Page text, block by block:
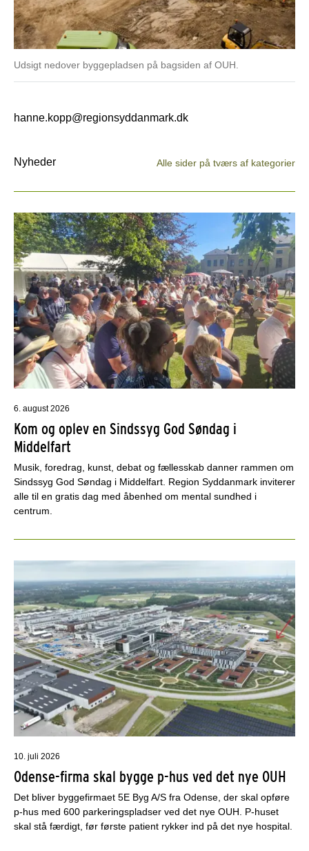
Udsigt nedover byggepladsen på bagsiden af OUH.
hanne.kopp@regionsyddanmark.dk
Nyheder Alle sider på tværs af kategorier
6. august 2026
Kom og oplev en Sindssyg God Søndag i
Middelfart
Musik, foredrag, kunst, debat og fællesskab danner rammen om
Sindssyg God Søndag i Middelfart. Region Syddanmark inviterer
alle til en gratis dag med åbenhed om mental sundhed i
centrum.
10. juli 2026
Odense-firma skal bygge p-hus ved det nye OUH
Det bliver byggefirmaet 5E Byg A/S fra Odense, der skal opføre
p-hus med 600 parkeringspladser ved det nye OUH. P-huset
skal stå færdigt, før første patient rykker ind på det nye hospital.